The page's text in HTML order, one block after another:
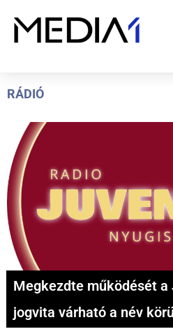
RÁDIÓ
Megkezdte működését a
jogvita várható a név